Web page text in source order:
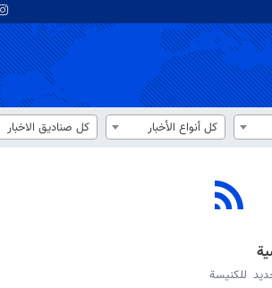
كل أنواع الأخبار كل صناديق الاخبار
للكنيسة